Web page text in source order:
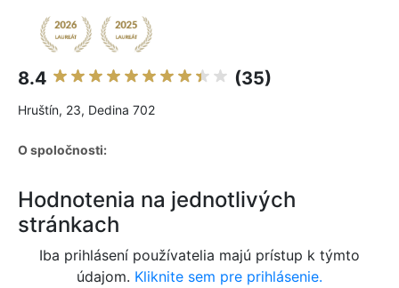
8.4 (35)
Hruštín, 23, Dedina 702
O spoločnosti:
Hodnotenia na jednotlivých
stránkach
Iba prihlásení používatelia majú prístup k týmto
údajom. Kliknite sem pre prihlásenie.